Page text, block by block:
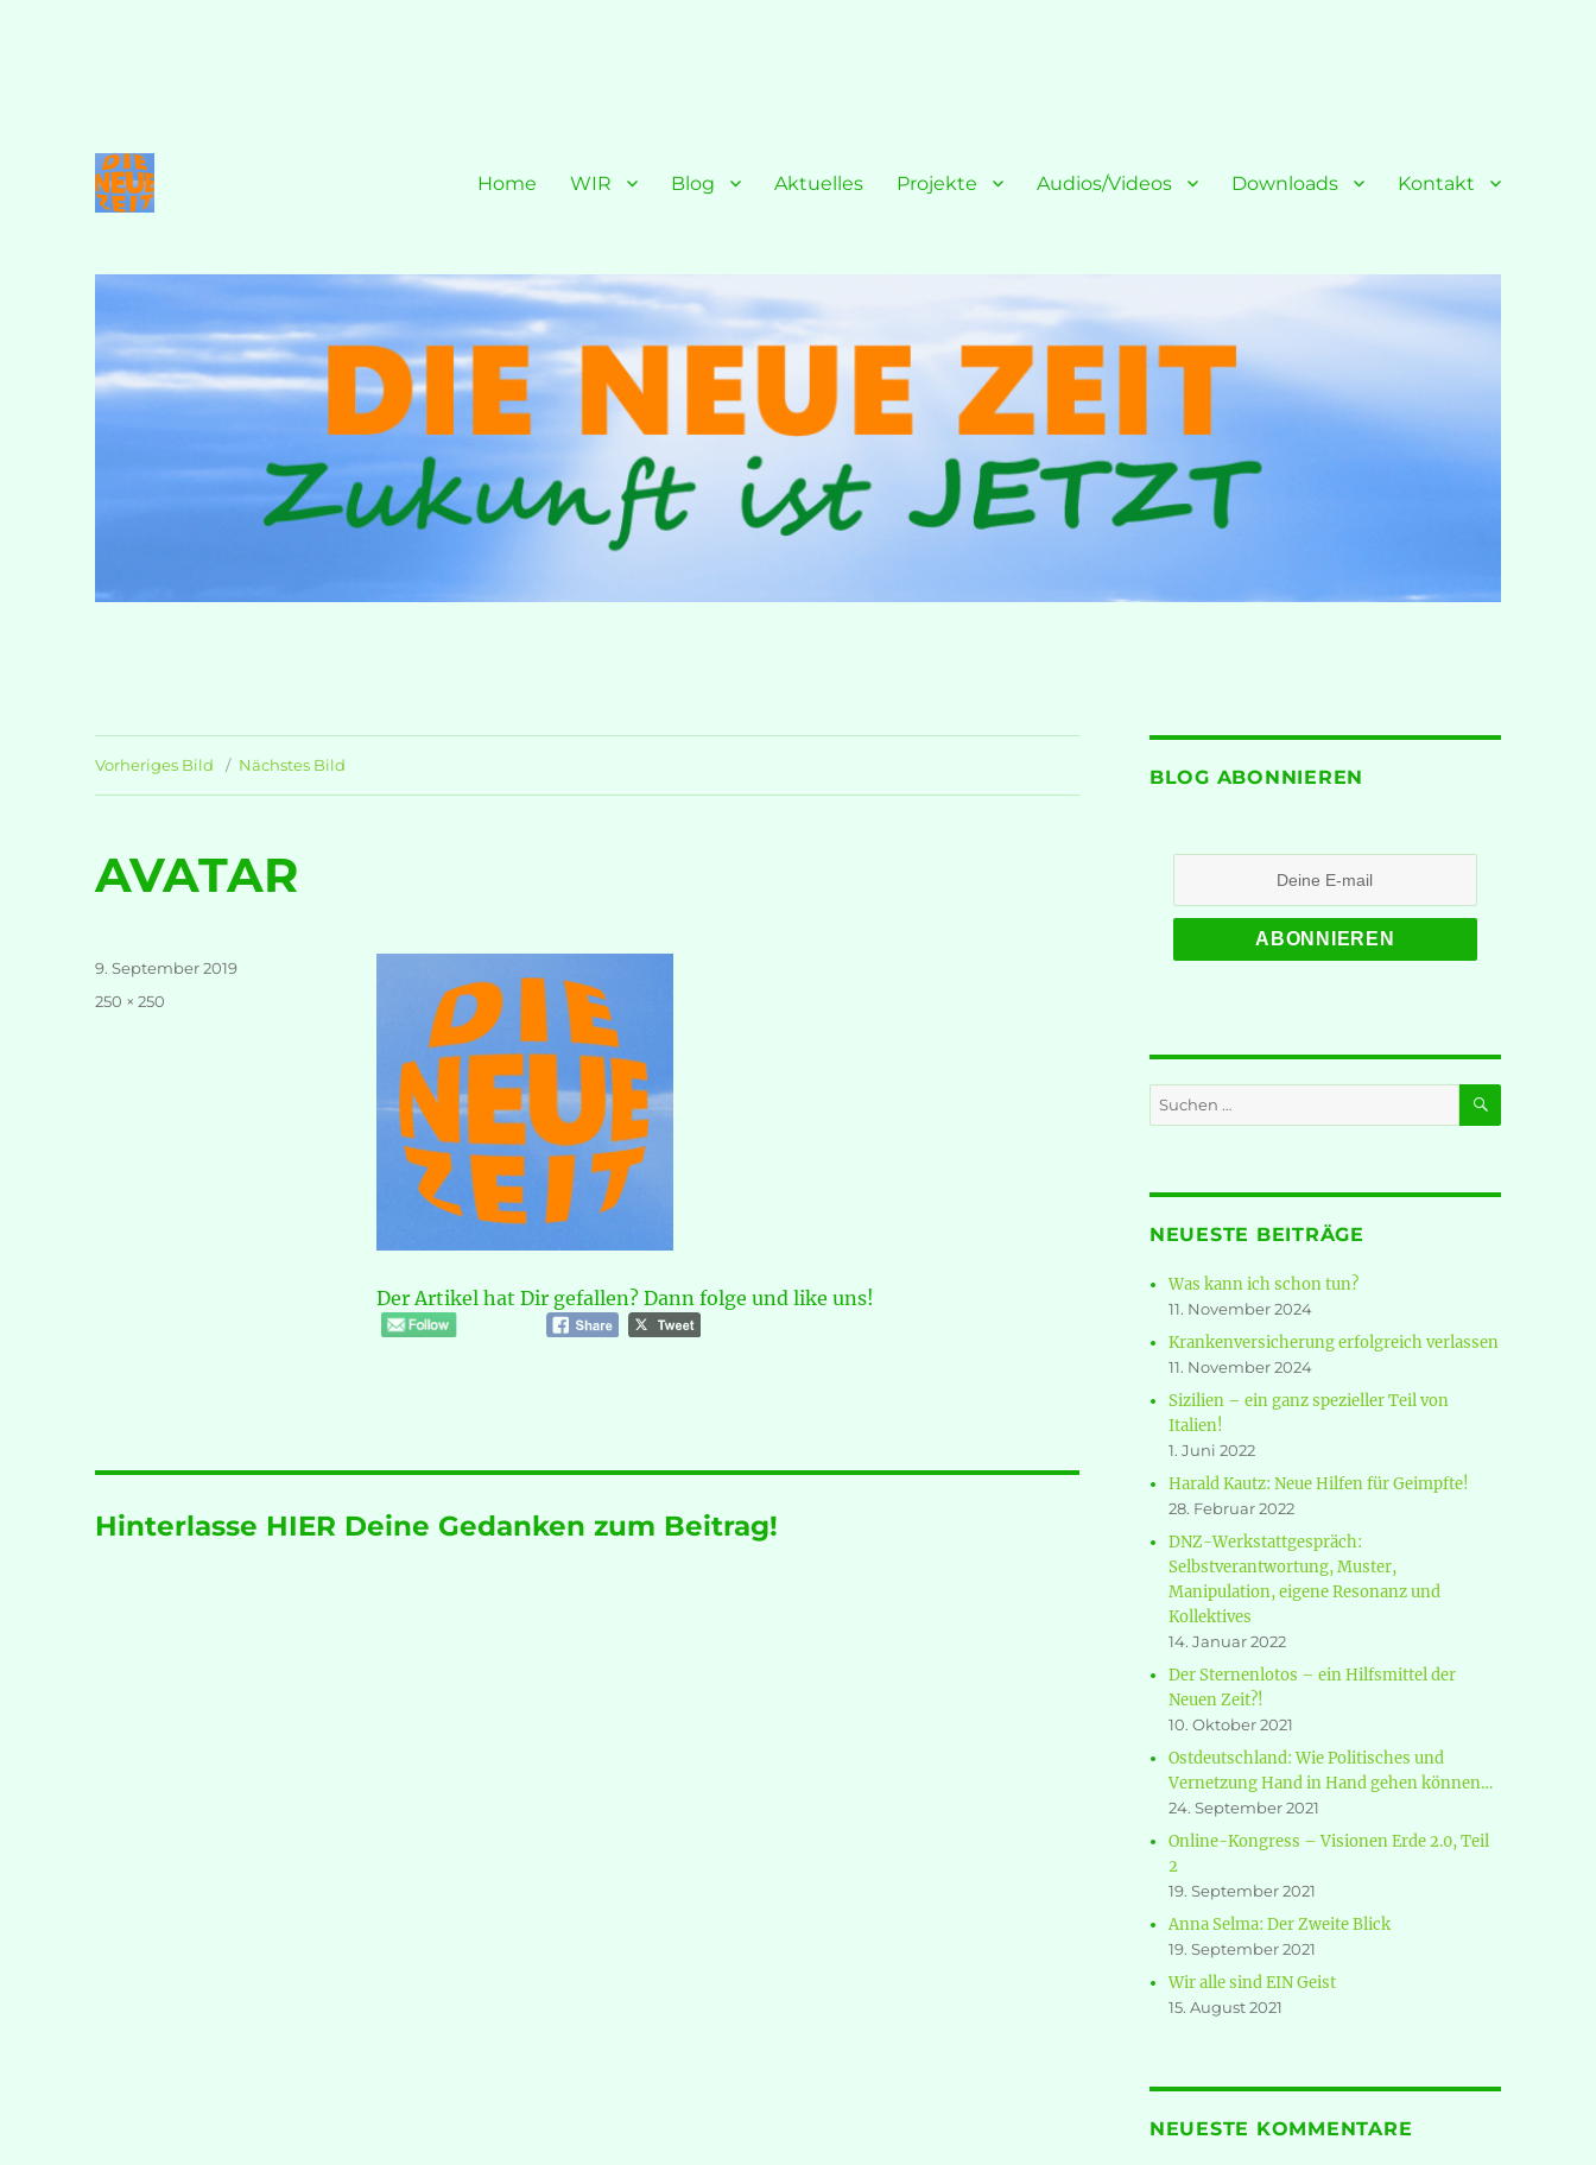
Home WIR Blog Aktuelles Projekte Audios/Videos Downloads Kontakt
Vorheriges Bild Nächstes Bild
AVATAR
Der Artikel hat Dir gefallen? Dann folge und like uns!
Veröffentlicht
9. September 2019
Volle
250 × 250
Hinterlasse HIER Deine Gedanken zum Beitrag!
BLOG ABONNIEREN
Suche
nach:
SUCHEN
NEUESTE BEITRÄGE
Was kann ich schon tun?
11. November 2024
Krankenversicherung erfolgreich verlassen
11. November 2024
Sizilien – ein ganz spezieller Teil von
Italien!
1. Juni 2022
Harald Kautz: Neue Hilfen für Geimpfte!
28. Februar 2022
DNZ-Werkstattgespräch:
Selbstverantwortung, Muster,
Manipulation, eigene Resonanz und
Kollektives
14. Januar 2022
Der Sternenlotos – ein Hilfsmittel der
Neuen Zeit?!
10. Oktober 2021
Ostdeutschland: Wie Politisches und
Vernetzung Hand in Hand gehen können…
24. September 2021
Online-Kongress – Visionen Erde 2.0, Teil
2
19. September 2021
Anna Selma: Der Zweite Blick
19. September 2021
Wir alle sind EIN Geist
15. August 2021
NEUESTE KOMMENTARE